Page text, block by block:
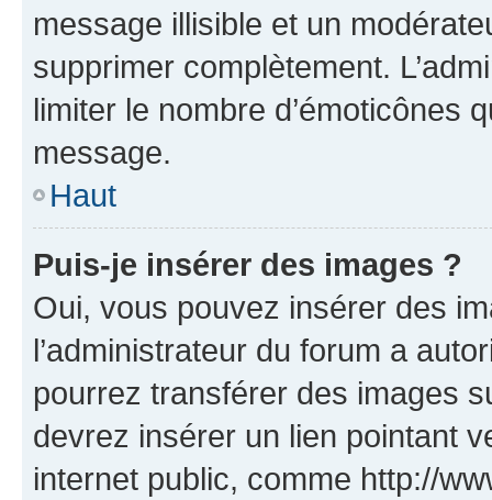
message illisible et un
supprimer complètement.
limiter le nombre d’émoticônes
message.
Haut
Puis-je insérer des images ?
Oui, vous pouvez insérer des
l’administrateur du forum a
pourrez transférer des images
devrez insérer un lien pointant
internet public, comme http://